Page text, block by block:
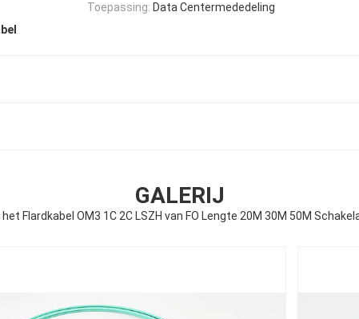
Toepassing: Data Centermededeling
GALERIJ
Flardkabel OM3 1C 2C LSZH van FO Lengte 20M 30M 50M